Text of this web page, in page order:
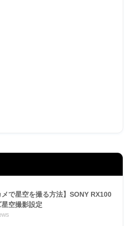
メで星空を撮る方法】SONY RX100
空撮影設定